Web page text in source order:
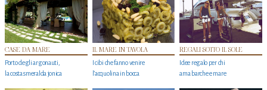
CASE DA MARE
Porto degli argonauti,
la costa smeralda jonica
IL MARE IN TAVOLA
I cibi che fanno venire
l’acquolina in bocca
REGALI SOTTO IL SOLE
Idee regalo per chi
ama barche e mare